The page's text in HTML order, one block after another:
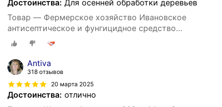
Достоинства: Для осенней обработки деревьев
Товар — Фермерское хозяйство Ивановское
антисептическое и фунгицидное средство
Железный купорос, 300 г
Antiva
318 отзывов
20 марта 2025
Достоинства: отлично